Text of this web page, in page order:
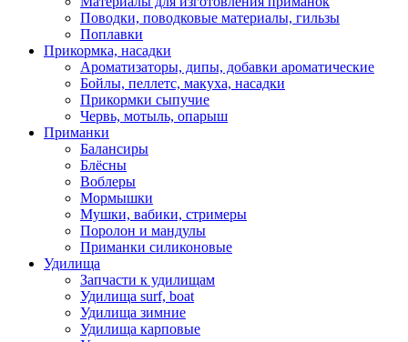
Поводки, поводковые материалы, гильзы
Поплавки
Прикормка, насадки
Ароматизаторы, дипы, добавки ароматические
Бойлы, пеллетс, макуха, насадки
Прикормки сыпучие
Червь, мотыль, опарыш
Приманки
Балансиры
Блёсны
Воблеры
Мормышки
Мушки, вабики, стримеры
Поролон и мандулы
Приманки силиконовые
Удилища
Запчасти к удилищам
Удилища surf, boat
Удилища зимние
Удилища карповые